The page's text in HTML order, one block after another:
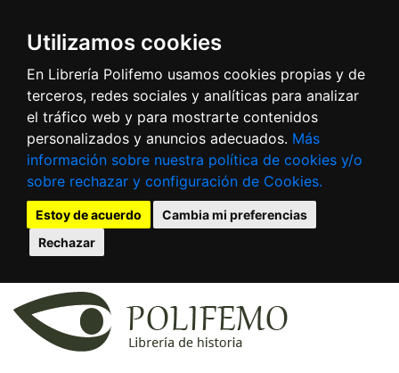
Utilizamos cookies
En Librería Polifemo usamos cookies propias y de
terceros, redes sociales y analíticas para analizar
el tráfico web y para mostrarte contenidos
personalizados y anuncios adecuados. Más
información sobre nuestra política de cookies y/o
sobre rechazar y configuración de Cookies.
Estoy de acuerdo
Cambia mi preferencias
Rechazar